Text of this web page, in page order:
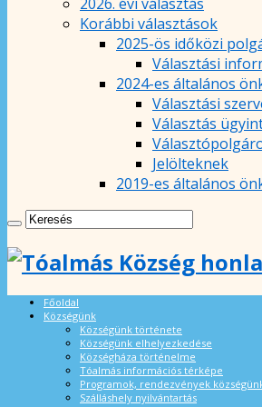
Korábbi választások
2025-ös időközi
Választási
2024-es általános
Választási
Választás
Jelölteknek
2019-es általános
Főoldal
Községünk
Községünk története
Községünk elhelyezkedése
Községháza történelme
Tóalmás információs térképe
Programok, rendezvények
Szálláshely nyilvántartás